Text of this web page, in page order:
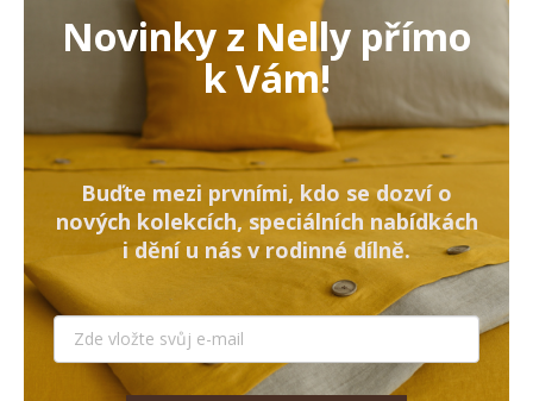
Novinky z Nelly přímo
k Vám!
Buďte mezi prvními, kdo se dozví o
nových kolekcích, speciálních nabídkách
i dění u nás v rodinné dílně.